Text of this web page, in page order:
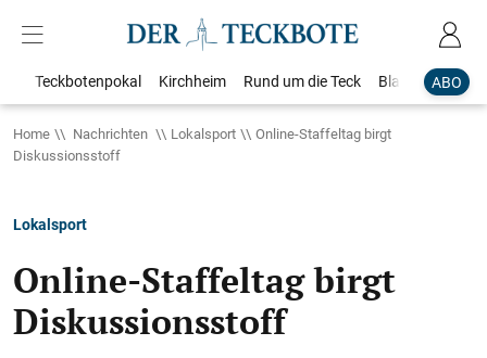
ABO
Teckbotenpokal Kirchheim Rund um die Teck Blaulicht
Home Nachrichten Lokalsport
Online-Staffeltag birgt
Diskussionsstoff
Lokalsport
Online-Staffeltag birgt
Diskussionsstoff